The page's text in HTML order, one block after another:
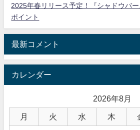
2025年春リリース予定！『シャドウバ
ポイント
最新コメント
カレンダー
2026年8月
月 火 水 木